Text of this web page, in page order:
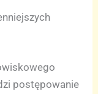
postępowanie